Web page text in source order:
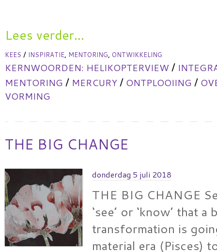
Lees verder...
KEES / INSPIRATIE, MENTORING, ONTWIKKELING
KERNWOORDEN: HELIKOPTERVIEW/
MENTORING / MERCURY/ ONTPLOOIING /
VORMING
THE BIG CHANGE
donderdag 5 juli 2018
THE BIG CHANGE
‘see’ or ‘know’ that a
transformation is
material era (Pisces)